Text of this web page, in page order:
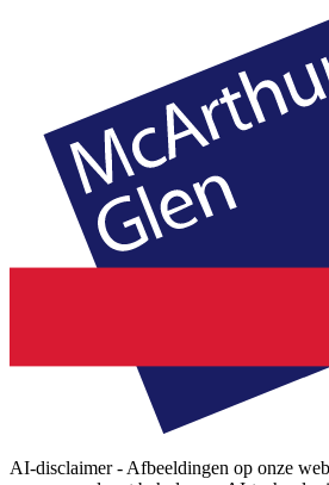
AI-disclaimer - Afbeeldingen op onze